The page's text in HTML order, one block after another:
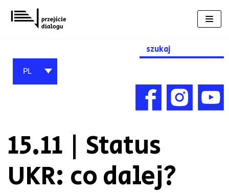
Przejdź
do
Search
for:
PL
15.11 | Status
UKR: co dalej?